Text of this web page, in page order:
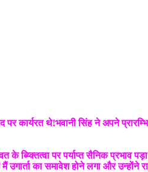
कार्यरत थे!भवानी सिंह ने अपने
के ब्य्क्तित्वा पर पर्याप्त सैनिक
का समावेश होने लगा और उन्होंने